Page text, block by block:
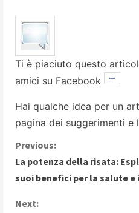
Ti è piaciuto questo
amici su Facebook
Hai qualche idea per un
pagina dei suggerimenti e
C
o
n
Previous:
La potenza della risata:
suoi benefici per la salute e
Next: